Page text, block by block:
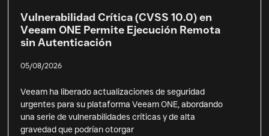
Vulnerabilidad Crítica (CVSS 10.0) en
Veeam ONE Permite Ejecución Remota
sin Autenticación
05/08/2026
Veeam ha liberado actualizaciones de seguridad
urgentes para su plataforma Veeam ONE, abordando
una serie de vulnerabilidades críticas y de alta
gravedad que podrían otorgar